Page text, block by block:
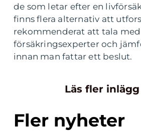
de som letar efter en
finns flera alternativ att
rekommenderat att tala med
försäkringsexperter och
innan man fattar ett beslut.
Läs fler
Fler nyheter